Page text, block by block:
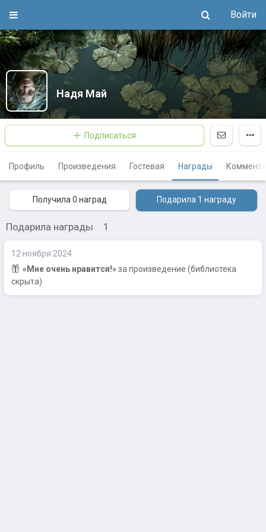
Войти
Надя Май
Подписаться
Профиль Произведения Гостевая Награды
Получила 0 наград Подарила 1 награду
Подарила награды · 1
12 ноября 2024
«Мне очень нравится!»за произведение (библиотека
скрыта)